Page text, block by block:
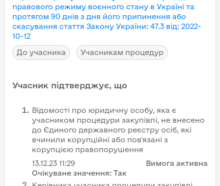
правового режиму воєнного стану в Україні та
протягом 90 днів з дня його припинення або
скасування стаття Закону України: 47.3 від: 2022-
10-12
До учасника
Учасникам процедур
Учасник підтверджує, що
Відомості про юридичну особу, яка є
учасником процедури закупівлі, не внесено
до Єдиного державного реєстру осіб, які
вчинили корупційні або пов'язані з
корупцією правопорушення
13.12.23 11:29
Вимога активна
Очікуване значення: Так